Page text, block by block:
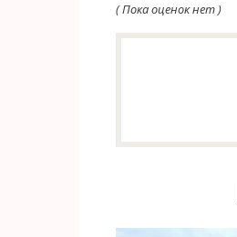
( Пока оценок нет )